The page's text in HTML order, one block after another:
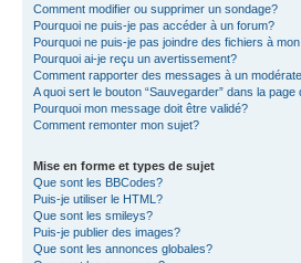
Comment modifier ou supprimer un sondage?
Pourquoi ne puis-je pas accéder à un forum?
Pourquoi ne puis-je pas joindre des fichiers à
Pourquoi ai-je reçu un avertissement?
Comment rapporter des messages à un
A quoi sert le bouton “Sauvegarder” dans la
Pourquoi mon message doit être validé?
Comment remonter mon sujet?
Mise en forme et types de sujet
Que sont les BBCodes?
Puis-je utiliser le HTML?
Que sont les smileys?
Puis-je publier des images?
Que sont les annonces globales?